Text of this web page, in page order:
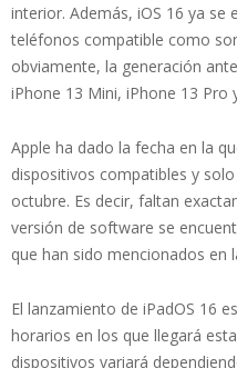
interior. Además, iOS 16 ya se
teléfonos compatible como
obviamente, la generación
iPhone 13 Mini, iPhone 13 Pro
Apple ha dado la fecha en la
dispositivos compatibles y
octubre. Es decir, faltan
versión de software se
que han sido mencionados en
El lanzamiento de iPadOS 16
horarios en los que llegará
dispositivos variará